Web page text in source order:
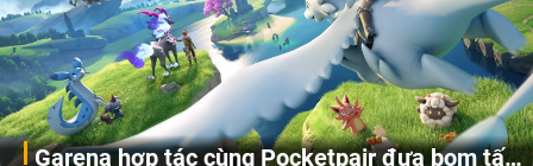
Garena hợp tác cùng Pocketpair đưa bom tấn